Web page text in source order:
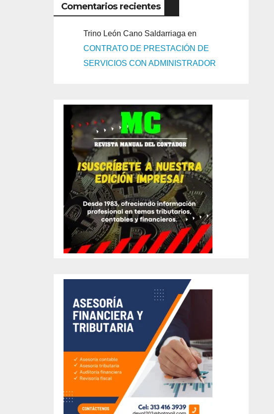
Comentarios recientes
Trino León Cano Saldarriaga en
CONTRATO DE PRESTACIÓN DE
SERVICIOS CON ADMINISTRADOR